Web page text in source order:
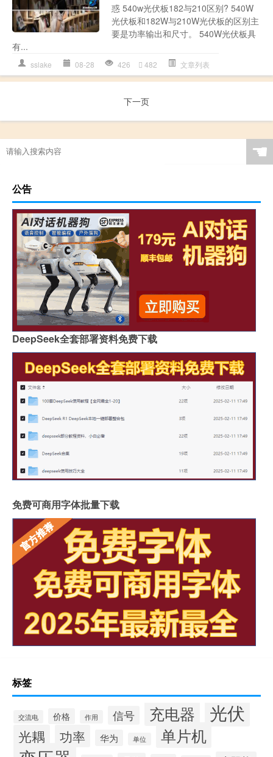
惑 540w光伏板182与210区别? 540W
光伏板和182W与210W光伏板的区别主
要是功率输出和尺寸。 540W光伏板具
有...
sslake 08-28 426 482 文章列表
下一页
☚
公告
DeepSeek全套部署资料免费下载
免费可商用字体批量下载
标签
交流电 价格 作用 信号 充电器 光伏
光耦 功率 华为 单位 单片机